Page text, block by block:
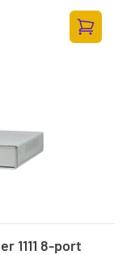
1111 8-port